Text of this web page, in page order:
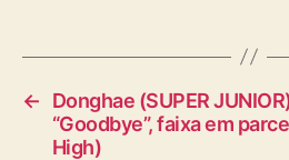
←
Donghae (SUPER
“Goodbye”, faixa em
High)